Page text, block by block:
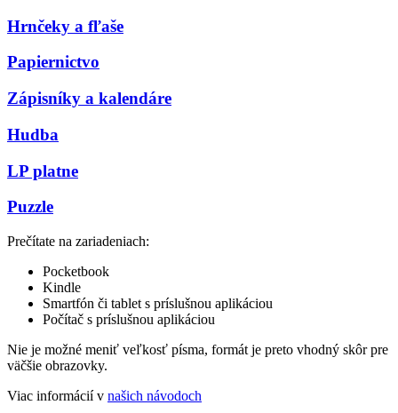
Hrnčeky a fľaše
Papiernictvo
Zápisníky a kalendáre
Hudba
LP platne
Puzzle
Prečítate na zariadeniach:
Pocketbook
Kindle
Smartfón či tablet s príslušnou aplikáciou
Počítač s príslušnou aplikáciou
Nie je možné meniť veľkosť písma, formát je preto vhodný skôr pre
väčšie obrazovky.
Viac informácií v našich návodoch